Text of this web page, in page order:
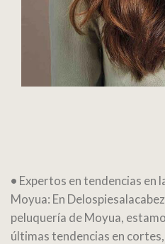
• Expertos en tendencias en
Moyua: En
peluquería de Moyua,
últimas tendencias en